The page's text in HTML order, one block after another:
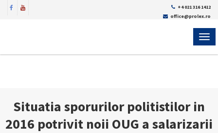
+4 021 316 1412
office@prolex.ro
Situatia sporurilor politistilor in
2016 potrivit noii OUG a salarizarii